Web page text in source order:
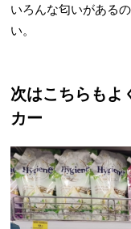
いろんな匂いがある
い。
次はこちらも
カー